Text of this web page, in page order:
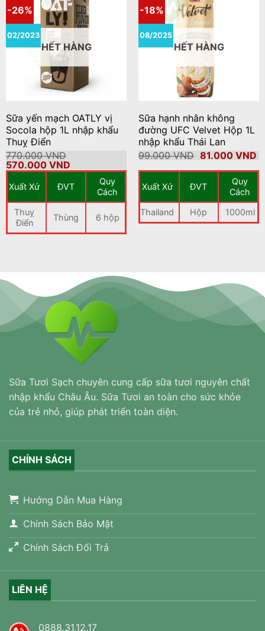
-26%
02/2023
HẾT HÀNG
Sữa yến mạch OATLY vị
Socola hộp 1L nhập khẩu
Thuỵ Điển
770.000VND
Giá
gốc
là:
770.000 VND.
570.000 VNDGiá
hiện
tại
là:
570.000 VND.
Xuất Xứ ĐVT
Quy
Cách
Thuỵ
Điển
Thùng 6 hộp
-18%
08/2025
HẾT HÀNG
Sữa hạnh nhân không
đường UFC Velvet Hộp 1L
nhập khẩu Thái Lan
99.000VND Giá
là:
99.000 VND.
81.000 VND
Xuất Xứ ĐVT
Quy
Cách
Thailand
Hộp 1000ml
Sữa Tươi Sạch chuyên cung cấp sữa tươi nguyên chất
nhập khẩu Châu Âu. Sữa Tươi an toàn cho sức khỏe
của trẻ nhỏ, giúp phát triển toàn diện.
CHÍNH SÁCH
Hướng Dẫn Mua Hàng
Chính Sách Bảo Mật
Chính Sách Đổi Trả
LIÊN HỆ
0888.31.12.17